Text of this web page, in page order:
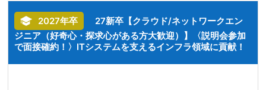
2027年卒
27新卒【クラウド/ネットワークエン
ジニア（好奇心・探求心がある方大歓迎）】〈説明会参加
で面接確約！〉ITシステムを支えるインフラ領域に貢献！